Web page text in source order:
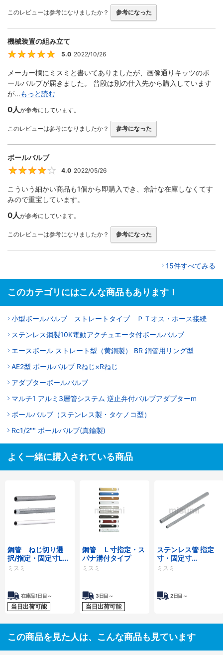
このレビューは参考になりましたか？ 参考になった
機械装置の組み立て
5
5.0 2022/10/26
メーカー欄にミスミと書いてありましたが、画像通りキッツのボ
ールバルブが届きました。 普段は別の仕入先から購入しています
が...もっと読む
0人が参考にしています。
このレビューは参考になりましたか？ 参考になった
ボールバルブ
4
4.0 2022/05/26
こういう細かい商品も1個から即購入でき、余計な在庫しなくてす
みので重宝しています。
0人が参考にしています。
このレビューは参考になりましたか？ 参考になった
15件すべてみる
このカテゴリにはこんな商品もあります！
小型ボールバルブ ストレートタイプ ＰＴオス・ホース接続
ステンレス鋼製10K電動アクチュエータ付ボールバルブ
エースボール ストレート型（黄銅製） BR 銅管用リング型
AE2型 ボールバルブ Rねじ×Rねじ
アダプターボールバルブ
マルチ1 アルミ3層管システム 逆止弁付バルブアダプターm
ボールバルブ（ステンレス製・タケノコ型）
Rc1/2"" ボールバルブ(真鍮製)
よく一緒に購入されている商品
鋼管 ねじ切り選
択/指定・固定寸L～
2000【SGP黒・
ミスミ
在庫品1日目～
当日出荷可能
鋼管 Ｌ寸指定・ス
パナ溝付タイプ
ミスミ
3日目～
当日出荷可能
ステンレス管 指定
寸・固定寸
（L2000・4000）
ミスミ
2日目～
この商品を見た人は、こんな商品も見ています